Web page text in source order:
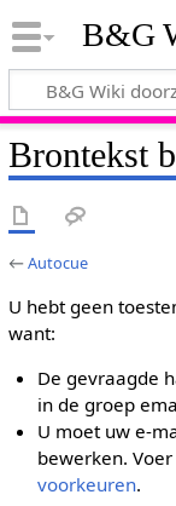
B&G
Brontekst
←Autocue
U hebt geen
want:
De gevraagde
in de groep
U moet uw e-
bewerken.
voorkeuren.